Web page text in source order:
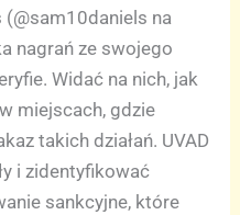
na
nagrań ze swojego
Widać na nich, jak
miejscach, gdzie
takich działań. UVAD
i zidentyfikować
sankcyjne, które